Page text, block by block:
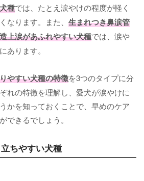
種では、たとえ涙やけの程度が軽く
なります。また、 生まれつき鼻涙管
上涙があふれやすい犬種では、涙や
あります。
やすい犬種の特徴を3つのタイプに分
れの特徴を理解し、愛犬が涙やけに
かを知っておくことで、早めのケア
できるでしょう。
ちやすい犬種